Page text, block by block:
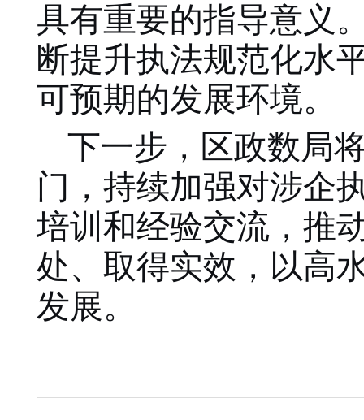
具有重要的指导意义
断提升执法规范化水
可预期的发展环境。
下一步，区政数局
门，持续加强对涉企
培训和经验交流，推
处、取得实效，以高
发展。